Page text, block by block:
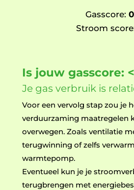
Gasscore: 0
Stroom
Is jouw gasscore:
Je gas verbruik is
Voor een vervolg stap zou je
verduurzaming maatregelen
overwegen. Zoals ventilatie
terugwinning of zelfs
warmtepomp.
Eventueel kun je je
terugbrengen met